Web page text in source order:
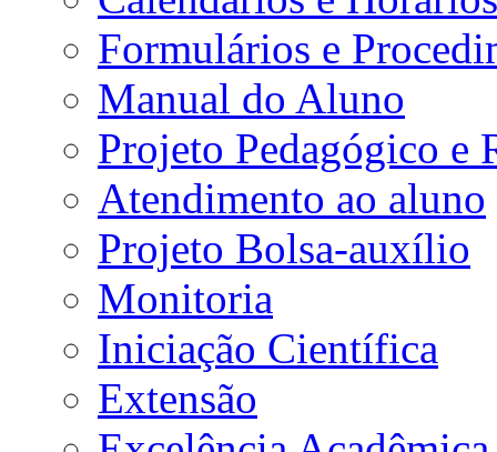
Formulários e
Manual do Aluno
Projeto Pedagógico e
Atendimento ao aluno
Projeto Bolsa-auxílio
Monitoria
Iniciação Científica
Extensão